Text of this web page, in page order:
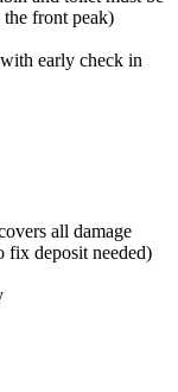
front peak)
early check in
all damage
fix deposit needed)